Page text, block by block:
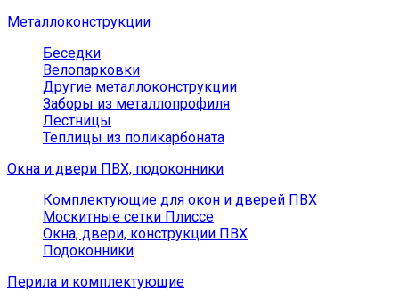
Металлоконструкции
Беседки
Велопарковки
Другие металлоконструкции
Заборы из металлопрофиля
Лестницы
Теплицы из поликарбоната
Окна и двери ПВХ, подоконники
Комплектующие для окон и дверей ПВХ
Москитные сетки Плиссе
Окна, двери, конструкции ПВХ
Подоконники
Перила и комплектующие